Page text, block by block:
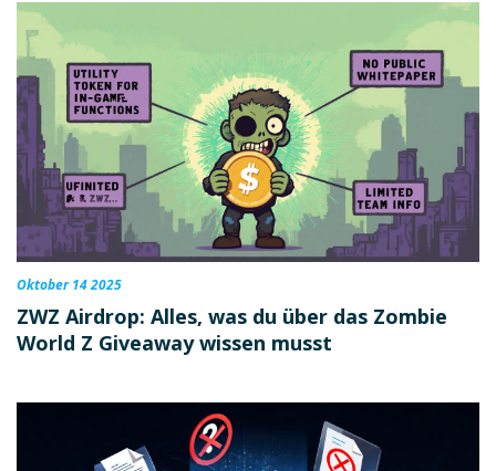
Oktober 14 2025
ZWZ Airdrop: Alles, was du über das Zombie
World Z Giveaway wissen musst